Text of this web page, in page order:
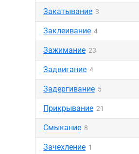
Закатывание 3
Заклеивание 4
Зажимание 23
Задвигание 4
Задергивание 5
Прикрывание 21
Смыкание 8
Зачехление 1